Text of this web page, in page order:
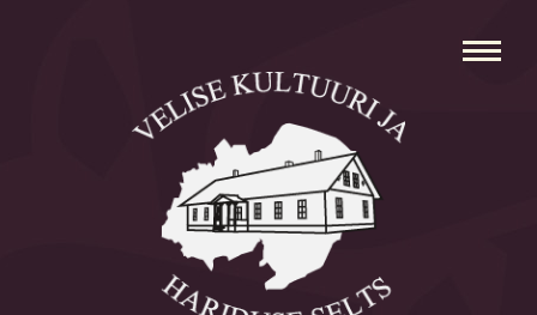
Avaleht
Aleksei Parnabas
Sillaotsa Talumuuseum